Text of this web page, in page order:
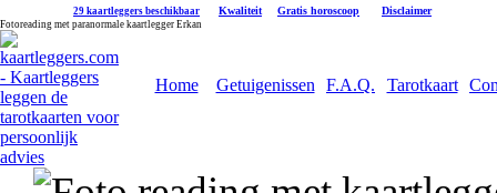
29 kaartleggers beschikbaar Kwaliteit Gratis horoscoop Disclaimer
Fotoreading met paranormale kaartlegger Erkan
Home Getuigenissen F.A.Q. Tarotkaart